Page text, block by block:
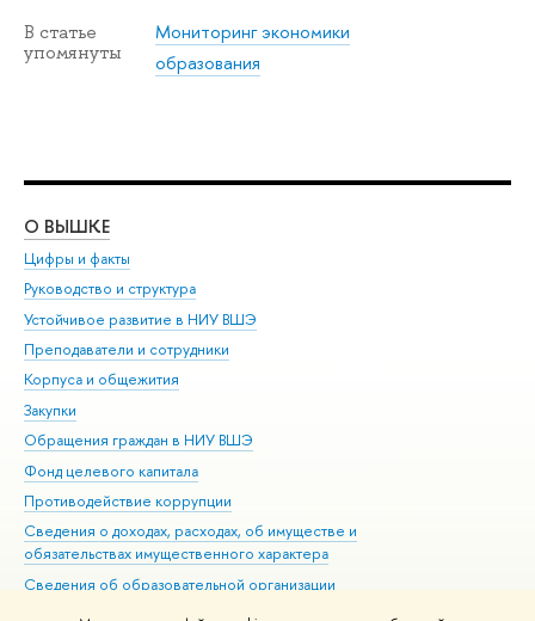
В статье
упомянуты
Мониторинг экономики
образования
О ВЫШКЕ
Цифры и факты
Руководство и структура
Устойчивое развитие в НИУ ВШЭ
Преподаватели и сотрудники
Корпуса и общежития
Закупки
Обращения граждан в НИУ ВШЭ
Фонд целевого капитала
Противодействие коррупции
Сведения о доходах, расходах, об имуществе и
обязательствах имущественного характера
Сведения об образовательной организации
Людям с ограниченными возможностями здоровья